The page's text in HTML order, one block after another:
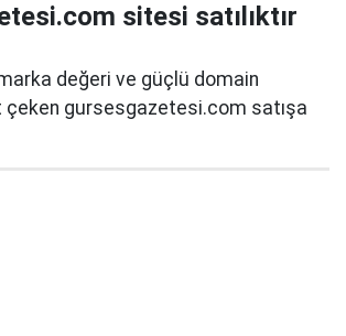
sitesi satılıktır
değeri ve güçlü domain
çeken gursesgazetesi.com satışa